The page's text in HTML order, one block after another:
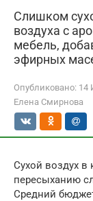
Слишком
воздуха с
мебель,
эфирных
Опубликовано: 14
Елена Смирнова
Сухой воздух в
пересыханию
Средний